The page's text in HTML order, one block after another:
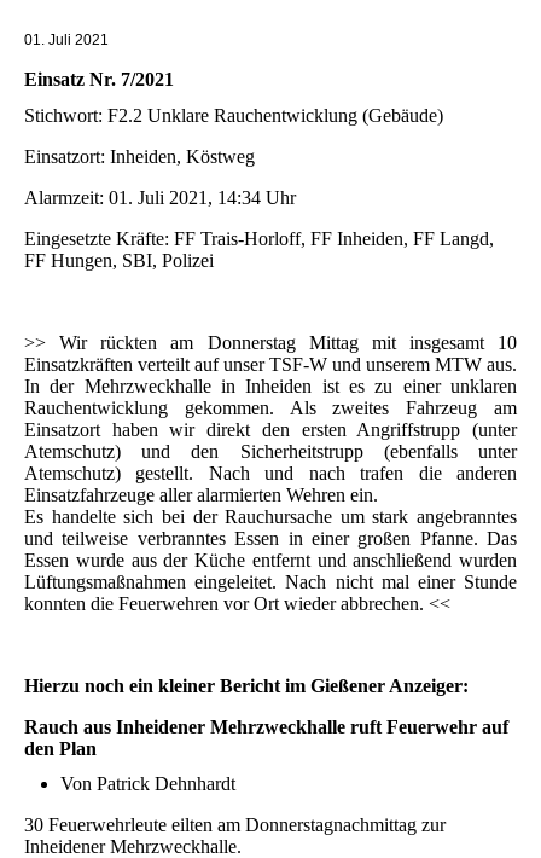
01. Juli 2021
Einsatz Nr. 7/2021
Stichwort: F2.2 Unklare Rauchentwicklung (Gebäude)
Einsatzort: Inheiden, Köstweg
Alarmzeit: 01. Juli 2021, 14:34 Uhr
Eingesetzte Kräfte: FF Trais-Horloff, FF Inheiden, FF Langd,
FF Hungen, SBI, Polizei
>> Wir rückten am Donnerstag Mittag mit insgesamt 10
Einsatzkräften verteilt auf unser TSF-W und unserem MTW aus.
In der Mehrzweckhalle in Inheiden ist es zu einer unklaren
Rauchentwicklung gekommen. Als zweites Fahrzeug am
Einsatzort haben wir direkt den ersten Angriffstrupp (unter
Atemschutz) und den Sicherheitstrupp (ebenfalls unter
Atemschutz) gestellt. Nach und nach trafen die anderen
Einsatzfahrzeuge aller alarmierten Wehren ein.
Es handelte sich bei der Rauchursache um stark angebranntes
und teilweise verbranntes Essen in einer großen Pfanne. Das
Essen wurde aus der Küche entfernt und anschließend wurden
Lüftungsmaßnahmen eingeleitet. Nach nicht mal einer Stunde
konnten die Feuerwehren vor Ort wieder abbrechen. <<
Hierzu noch ein kleiner Bericht im Gießener Anzeiger:
Rauch aus Inheidener Mehrzweckhalle ruft Feuerwehr auf
den Plan
Von Patrick Dehnhardt
30 Feuerwehrleute eilten am Donnerstagnachmittag zur
Inheidener Mehrzweckhalle.